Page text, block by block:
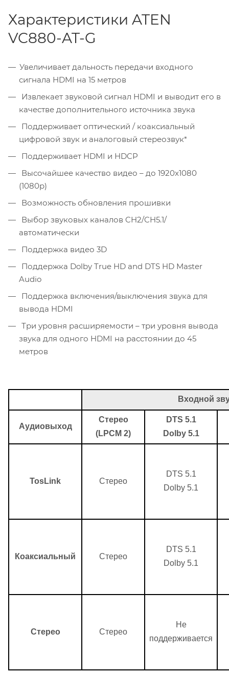
Характеристики ATEN
VC880-AT-G
Увеличивает дальность передачи входного
сигнала HDMI на 15 метров
Извлекает звуковой сигнал HDMI и выводит его в
качестве дополнительного источника звука
Поддерживает оптический / коаксиальный
цифровой звук и аналоговый стереозвук*
Поддерживает HDMI и HDCP
Высочайшее качество видео – до 1920x1080
(1080p)
Возможность обновления прошивки
Выбор звуковых каналов CH2/CH5.1/
автоматически
Поддержка видео 3D
Поддержка Dolby True HD and DTS HD Master
Audio
Поддержка включения/выключения звука для
вывода HDMI
Три уровня расширяемости – три уровня вывода
звука для одного HDMI на расстоянии до 45
метров
Входной
Аудиовыход
Стерео
(LPCM 2)
DTS 5.1
Dolby 5.1
TosLink Стерео
DTS 5.1
Dolby 5.1
Коаксиальный Стерео
DTS 5.1
Dolby 5.1
Стерео Стерео
Не
поддерживается